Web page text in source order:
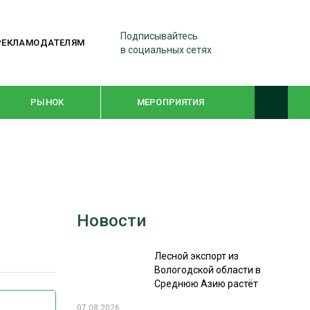
Подписывайтесь
в социальных сетях
РЫНОК МЕРОПРИЯТИЯ
WOODEX-2021
СУШКА ДРЕВЕСИНЫ
Новости
Лесной экспорт из
Вологодской области в
Среднюю Азию растёт
07.08.2026